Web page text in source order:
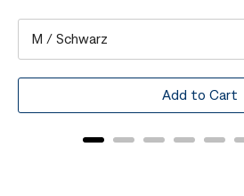
Add to Cart